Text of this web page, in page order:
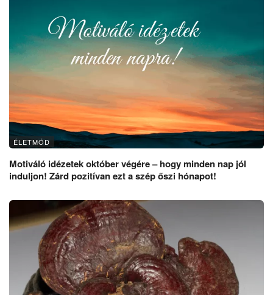
ÉLETMÓD
Motiváló idézetek október végére – hogy minden nap jól
induljon! Zárd pozitívan ezt a szép őszi hónapot!